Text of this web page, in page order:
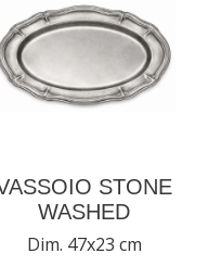
STONE
WASHED
Dim. 47x23 cm